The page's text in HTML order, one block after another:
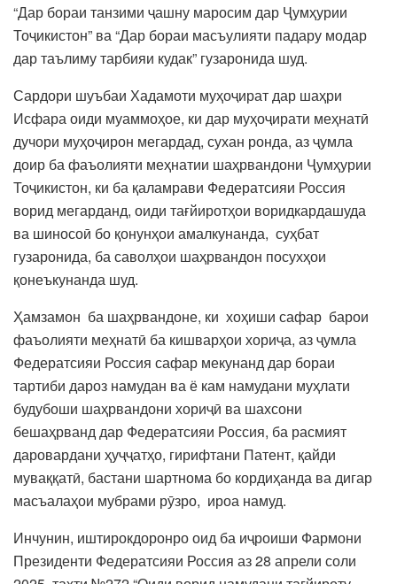
“Дар бораи танзими ҷашну маросим дар Ҷумҳурии
Тоҷикистон” ва “Дар бораи масъулияти падару модар
дар таълиму тарбияи кудак” гузаронида шуд.
Сардори шуъбаи Хадамоти муҳоҷират дар шаҳри
Исфара оиди муаммоҳое, ки дар муҳоҷирати меҳнатӣ
дучори муҳоҷирон мегардад, сухан ронда, аз ҷумла
доир ба фаъолияти меҳнатии шаҳрвандони Ҷумҳурии
Тоҷикистон, ки ба қаламрави Федератсияи Россия
ворид мегарданд, оиди тағйиротҳои воридкардашуда
ва шиносоӣ бо қонунҳои амалкунанда, суҳбат
гузаронида, ба саволҳои шаҳрвандон посухҳои
қонеъкунанда шуд.
Ҳамзамон ба шаҳрвандоне, ки хоҳиши сафар барои
фаъолияти меҳнатӣ ба кишварҳои хориҷа, аз ҷумла
Федератсияи Россия сафар мекунанд дар бораи
тартиби дароз намудан ва ё кам намудани муҳлати
будубоши шаҳрвандони хориҷӣ ва шахсони
бешаҳрванд дар Федератсияи Россия, ба расмият
даровардани ҳуҷҷатҳо, гирифтани Патент, қайди
муваққатӣ, бастани шартнома бо кордиҳанда ва дигар
масъалаҳои мубрами рӯзро, ироа намуд.
Инчунин, иштирокдоронро оид ба иҷроиши Фармони
Президенти Федератсияи Россия аз 28 апрели соли